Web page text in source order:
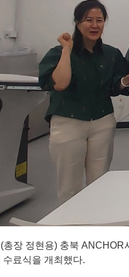
총장 정현용) 충북
수료식을 개최했다.